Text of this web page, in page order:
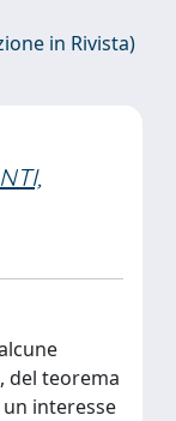
in Rivista)
del teorema
interesse